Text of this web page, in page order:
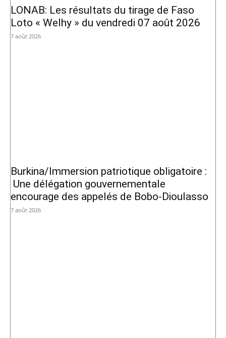
LONAB: Les résultats du tirage de Faso
Loto « Welhy » du vendredi 07 août 2026
7 août 2026
Burkina/Immersion patriotique obligatoire :
Une délégation gouvernementale
encourage des appelés de Bobo-Dioulasso
7 août 2026